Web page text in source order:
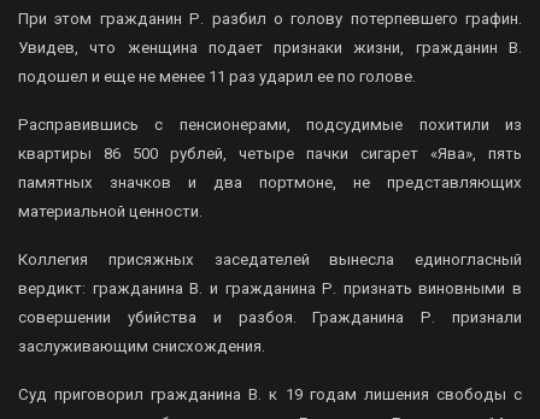
При этом гражданин Р. разбил о голову потерпевшего графин.
Увидев, что женщина подает признаки жизни, гражданин В.
подошел и еще не менее 11 раз ударил ее по голове.
Расправившись с пенсионерами, подсудимые похитили из
квартиры 86 500 рублей, четыре пачки сигарет «Ява», пять
памятных значков и два портмоне, не представляющих
материальной ценности.
Коллегия присяжных заседателей вынесла единогласный
вердикт: гражданина В. и гражданина Р. признать виновными в
совершении убийства и разбоя. Гражданина Р. признали
заслуживающим снисхождения.
Суд приговорил гражданина В. к 19 годам лишения свободы с